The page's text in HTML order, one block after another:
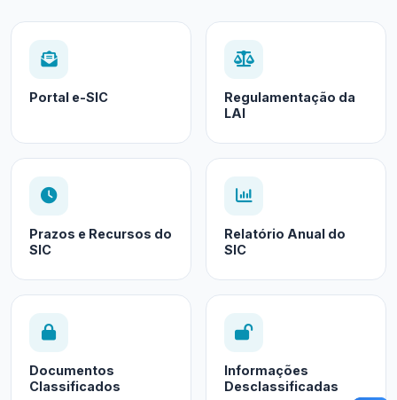
Portal e-SIC
Regulamentação da
LAI
Prazos e Recursos do
SIC
Relatório Anual do
SIC
Documentos
Classificados
Informações
Desclassificadas